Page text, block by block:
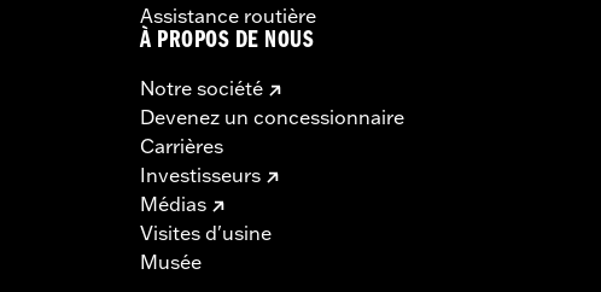
Assistance routière
À PROPOS DE NOUS
Notre société
Devenez un concessionnaire
Carrières
Investisseurs
Médias
Visites d'usine
Musée